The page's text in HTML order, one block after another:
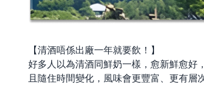
【清酒唔係出廠一年就要飲！】
好多人以為清酒同鮮奶一樣，愈新鮮愈
且隨住時間變化，風味會更豐富、更有層